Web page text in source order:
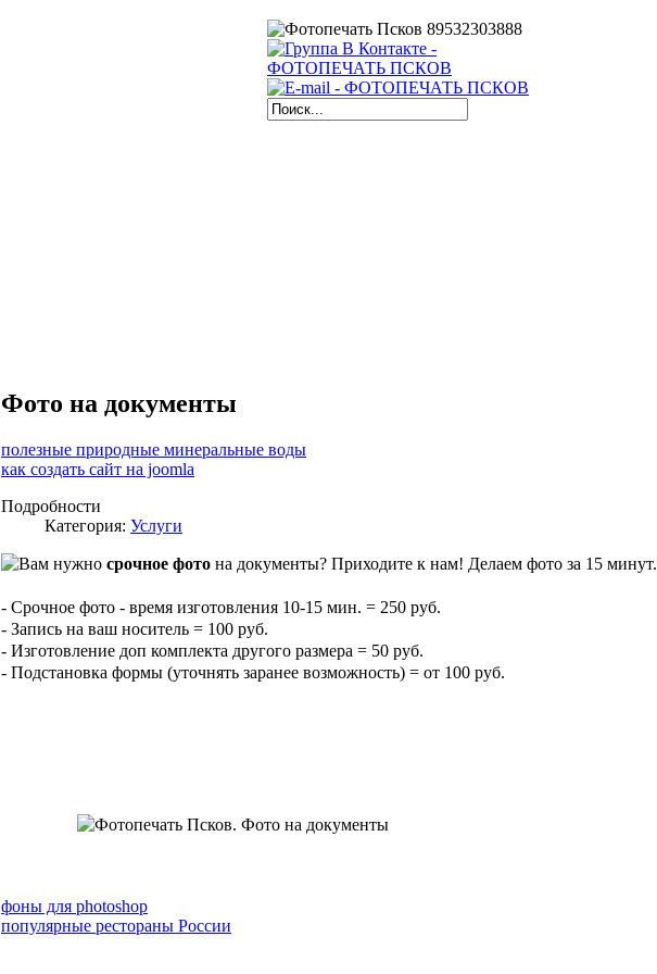
Фото на документы
полезные природные минеральные воды
как создать сайт на joomla
Подробности
Категория: Услуги
Вам нужно срочное фото на документы? Приходите к нам! Делаем фото за 15 минут.
- Срочное фото - время изготовления 10-15 мин. = 250 руб.
- Запись на ваш носитель = 100 руб.
- Изготовление доп комплекта другого размера = 50 руб.
- Подстановка формы (уточнять заранее возможность) = от 100 руб.
фоны для photoshop
популярные рестораны России